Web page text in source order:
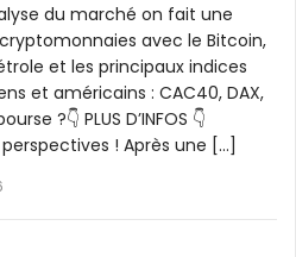
du marché on fait une
avec le Bitcoin,
et les principaux indices
et américains : CAC40, DAX,
?👇 PLUS D’INFOS 👇
! Après une […]